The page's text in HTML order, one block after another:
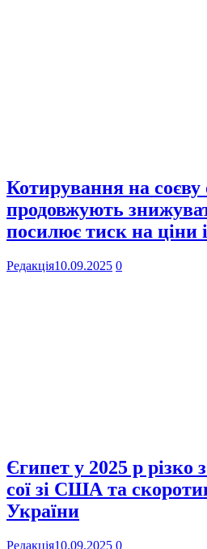
Котирування на соєву
продовжують
посилює тиск на ціни
Редакція10.09.2025 0
Єгипет у 2025 р різко
сої зі США та
України
Редакція10.09.2025 0